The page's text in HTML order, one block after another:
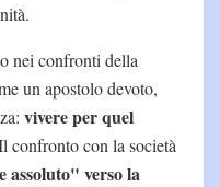
nei confronti della
un apostolo devoto,
vivere per quel
confronto con la società
assoluto" verso la